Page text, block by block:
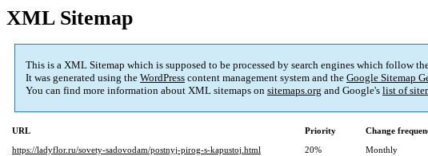
XML Sitemap
This is a XML Sitemap which is supposed to be processed by search engines which follow
It was generated using the WordPress content management system and the Google Sitemap
You can find more information about XML sitemaps on sitemaps.org and Google's list of
URL Priority Change
https://ladyflor.ru/sovety-sadovodam/postnyj-pirog-s-kapustoj.html
20% Monthly